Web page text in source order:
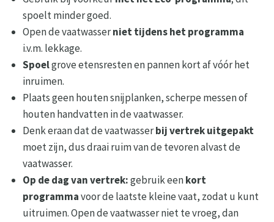
spoelt minder goed.
Open de vaatwasserniet tijdens het programma
i.v.m. lekkage.
Spoelgrove etensresten en pannen kort af vóór het
inruimen.
Plaats geen houten snijplanken, scherpe messen of
houten handvatten in de vaatwasser.
Denk eraan dat de vaatwasserbij vertrek uitgepakt
moet zijn, dus draai ruim van de tevoren alvast de
vaatwasser.
Op de dag van vertrek:gebruik eenkort
programmavoor de laatste kleine vaat, zodat u kunt
uitruimen. Open de vaatwasser niet te vroeg, dan